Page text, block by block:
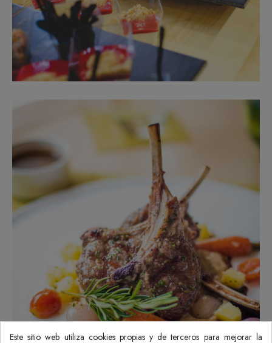
Este sitio web utiliza cookies propias y de terceros para mejorar la